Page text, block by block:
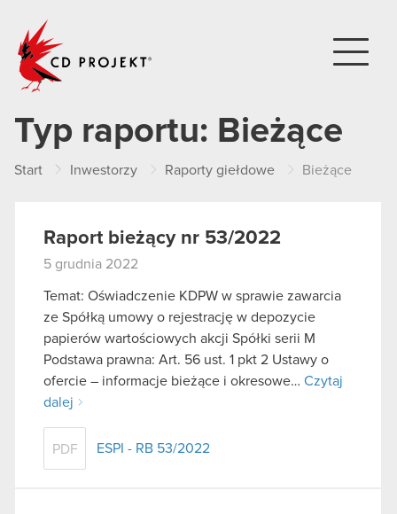
Typ raportu: Bieżące
Start Inwestorzy Raporty giełdowe Bieżące
Raport bieżący nr 53/2022
5 grudnia 2022
Temat: Oświadczenie KDPW w sprawie zawarcia
ze Spółką umowy o rejestrację w depozycie
papierów wartościowych akcji Spółki serii M
Podstawa prawna: Art. 56 ust. 1 pkt 2 Ustawy o
ofercie – informacje bieżące i okresowe… Czytaj
dalej
PDF ESPI - RB 53/2022